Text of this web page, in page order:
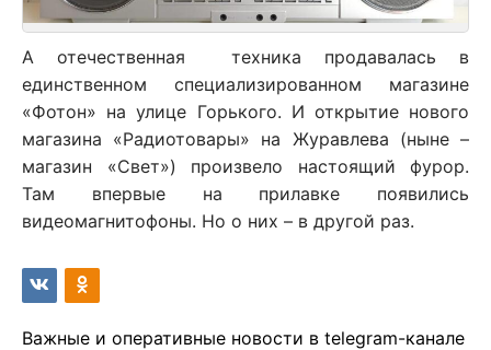
А отечественная техника продавалась в
единственном специализированном магазине
«Фотон» на улице Горького. И открытие нового
магазина «Радиотовары» на Журавлева (ныне –
магазин «Свет») произвело настоящий фурор.
Там впервые на прилавке появились
видеомагнитофоны. Но о них – в другой раз.
Важные и оперативные новости в telegram-канале